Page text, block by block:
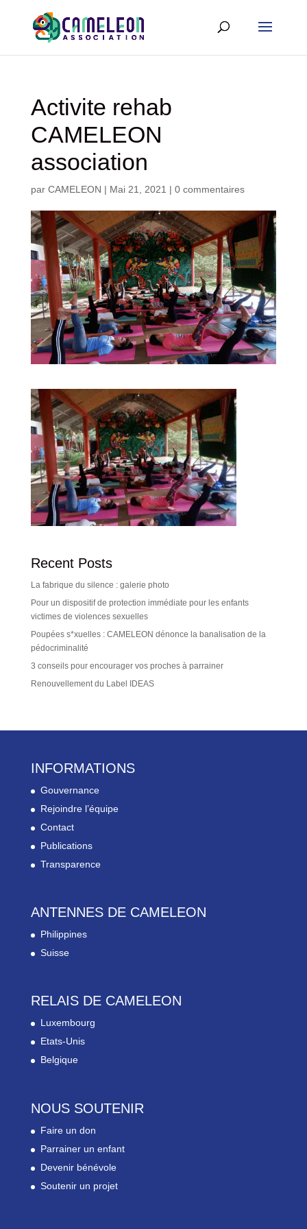
Activite rehab
CAMELEON
association
par CAMELEON | Mai 21, 2021 | 0 commentaires
Recent Posts
La fabrique du silence : galerie photo
Pour un dispositif de protection immédiate pour les enfants
victimes de violences sexuelles
Poupées s*xuelles : CAMELEON dénonce la banalisation de la
pédocriminalité
3 conseils pour encourager vos proches à parrainer
Renouvellement du Label IDEAS
INFORMATIONS
Gouvernance
Rejoindre l’équipe
Contact
Publications
Transparence
ANTENNES DE CAMELEON
Philippines
Suisse
RELAIS DE CAMELEON
Luxembourg
Etats-Unis
Belgique
NOUS SOUTENIR
Faire un don
Parrainer un enfant
Devenir bénévole
Soutenir un projet